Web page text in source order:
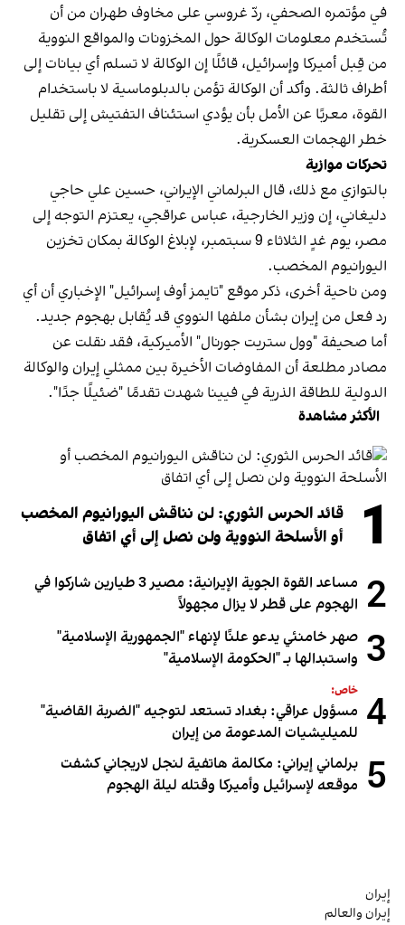
في مؤتمره الصحفي، ردّ غروسي على مخاوف طهران من أن
تُستخدم معلومات الوكالة حول المخزونات والمواقع النووية
من قِبل أميركا وإسرائيل، قائلًا إن الوكالة لا تسلم أي بيانات إلى
أطراف ثالثة. وأكد أن الوكالة تؤمن بالدبلوماسية لا باستخدام
القوة، معربًا عن الأمل بأن يؤدي استئناف التفتيش إلى تقليل
خطر الهجمات العسكرية.
تحركات موازية
بالتوازي مع ذلك، قال البرلماني الإيراني، حسین علي حاجي
‌دليغاني، إن وزير الخارجية، عباس عراقجي، يعتزم التوجه إلى
مصر، يوم غدٍ الثلاثاء 9 سبتمبر، لإبلاغ الوكالة بمكان تخزين
اليورانيوم المخصب.
ومن ناحية أخرى، ذكر موقع "تايمز أوف إسرائيل" الإخباري أن أي
رد فعل من إيران بشأن ملفها النووي قد يُقابل بهجوم جديد.
أما صحيفة "وول ستريت جورنال" الأميركية، فقد نقلت عن
مصادر مطلعة أن المفاوضات الأخيرة بين ممثلي إيران والوكالة
الدولية للطاقة الذرية في فيينا شهدت تقدمًا "ضئيلًا جدًا".
الأكثر مشاهدة
1
قائد الحرس الثوري: لن نناقش اليورانيوم المخصب
أو الأسلحة النووية ولن نصل إلى أي اتفاق
2
مساعد القوة الجوية الإيرانية: مصير 3 طيارين شاركوا في
الهجوم على قطر لا يزال مجهولاً
3 صهر خامنئي يدعو علنًا لإنهاء "الجمهورية الإسلامية"
واستبدالها بـ "الحكومة الإسلامية"
4 خاص:
مسؤول عراقي: بغداد تستعد لتوجيه "الضربة القاضية"
للميليشيات المدعومة من إيران
5 برلماني إيراني: مكالمة هاتفية لنجل لاريجاني كشفت
موقعه لإسرائيل وأميركا وقتله ليلة الهجوم
إيران
إيران والعالم